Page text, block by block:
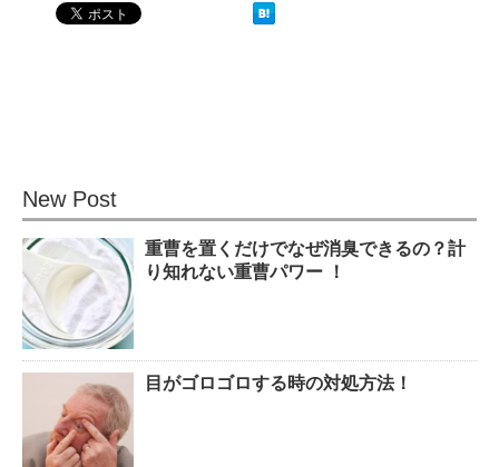
果的なのか？！
色々な作業に音楽を聴いて集中
する方法！
猫と死別。悲しくても最後の挨
New Post
重曹を置くだけでなぜ消臭できるの？計
り知れない重曹パワー ！
目がゴロゴロする時の対処方法！